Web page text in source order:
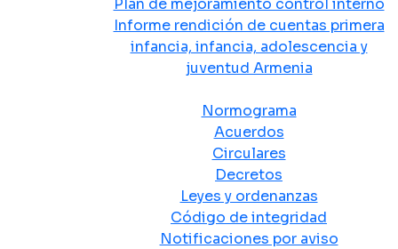
Plan de mejoramiento control interno
Informe rendición de cuentas primera
infancia, infancia, adolescencia y
juventud Armenia
Normograma
Acuerdos
Circulares
Decretos
Leyes y ordenanzas
Código de integridad
Notificaciones por aviso